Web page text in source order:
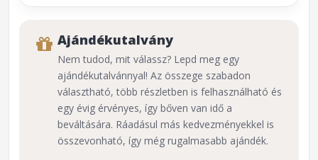
Ajándékutalvány
Nem tudod, mit válassz? Lepd meg egy
ajándékutalvánnyal! Az összege szabadon
választható, több részletben is felhasználható és
egy évig érvényes, így bőven van idő a
beváltására. Ráadásul más kedvezményekkel is
összevonható, így még rugalmasabb ajándék.